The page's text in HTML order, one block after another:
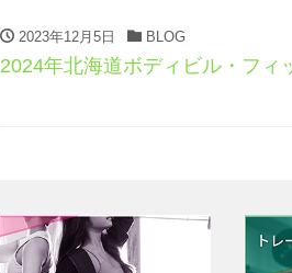
2023年12月5日 BLOG
2024年北海道ボディビル・フィ